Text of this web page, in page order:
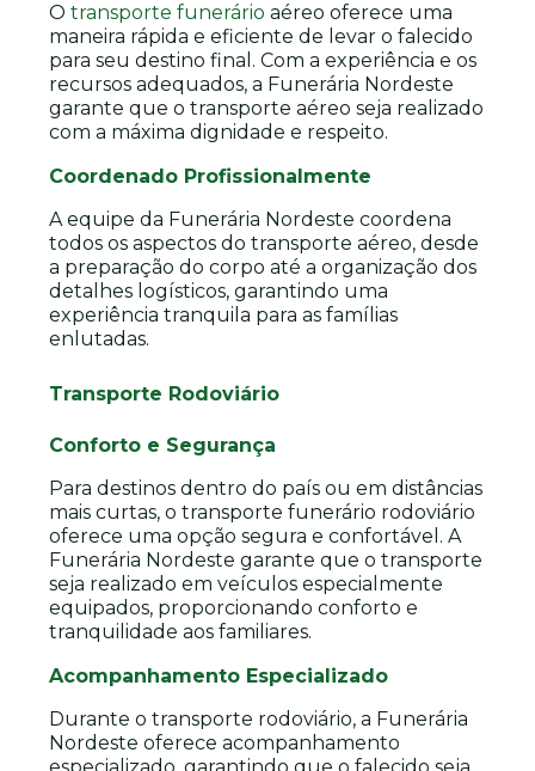
O transporte funerário aéreo oferece uma
maneira rápida e eficiente de levar o falecido
para seu destino final. Com a experiência e os
recursos adequados, a Funerária Nordeste
garante que o transporte aéreo seja realizado
com a máxima dignidade e respeito.
Coordenado Profissionalmente
A equipe da Funerária Nordeste coordena
todos os aspectos do transporte aéreo, desde
a preparação do corpo até a organização dos
detalhes logísticos, garantindo uma
experiência tranquila para as famílias
enlutadas.
Transporte Rodoviário
Conforto e Segurança
Para destinos dentro do país ou em distâncias
mais curtas, o transporte funerário rodoviário
oferece uma opção segura e confortável. A
Funerária Nordeste garante que o transporte
seja realizado em veículos especialmente
equipados, proporcionando conforto e
tranquilidade aos familiares.
Acompanhamento Especializado
Durante o transporte rodoviário, a Funerária
Nordeste oferece acompanhamento